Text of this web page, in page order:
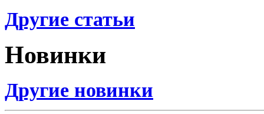
Другие статьи
Новинки
Другие новинки